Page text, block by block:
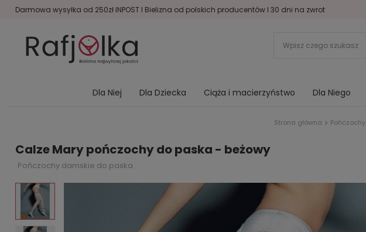
Darmowa wysyłka od 250zł INPOST I Bielizna od polskich producentów I 30 dni na zwrot
Dla Niej Dla Dziecka Ciąża i macierzyństwo Dla Niego
Strona główna Pończochy
Calze Mary pończochy do paska - beżowy
Pończochy damskie do paska